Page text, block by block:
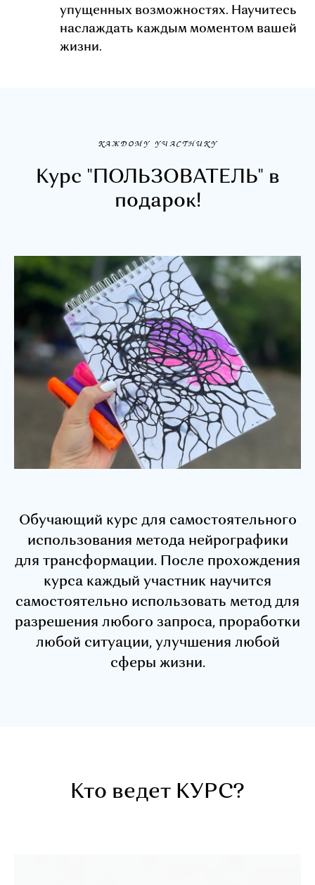
упущенных возможностях. Научитесь
наслаждать каждым моментом вашей
жизни.
КАЖДОМУ УЧАСТНИКУ
Курс "ПОЛЬЗОВАТЕЛЬ" в
подарок!
Обучающий курс для самостоятельного
использования метода нейрографики
для трансформации. После прохождения
курса каждый участник научится
самостоятельно использовать метод для
разрешения любого запроса, проработки
любой ситуации, улучшения любой
сферы жизни.
Кто ведет КУРС?